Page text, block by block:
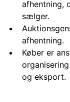
afhentning,
sælger.
afhentning.
Køber er
og eksport.